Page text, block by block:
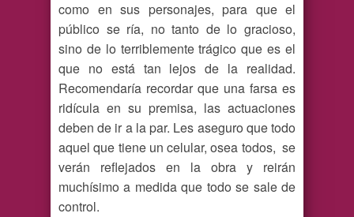
como en sus personajes, para que el
público se ría, no tanto de lo gracioso,
sino de lo terriblemente trágico que es el
que no está tan lejos de la realidad.
Recomendaría recordar que una farsa es
ridícula en su premisa, las actuaciones
deben de ir a la par. Les aseguro que todo
aquel que tiene un celular, osea todos, se
verán reflejados en la obra y reirán
muchísimo a medida que todo se sale de
control.